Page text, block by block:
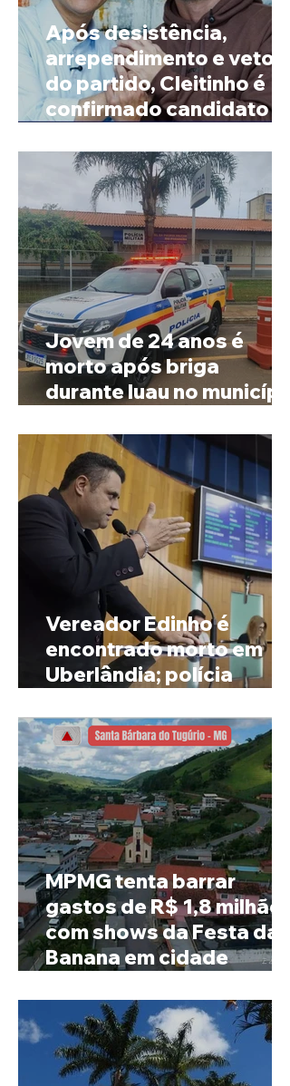
Após desistência,
arrependimento e veto
do partido, Cleitinho é
confirmado candidato ao
Jovem de 24 anos é
morto após briga
durante luau no município
Vereador Edinho é
encontrado morto em
Uberlândia; polícia
MPMG tenta barrar
gastos de R$ 1,8 milhão
com shows da Festa da
Banana em cidade
4 mil habitantes